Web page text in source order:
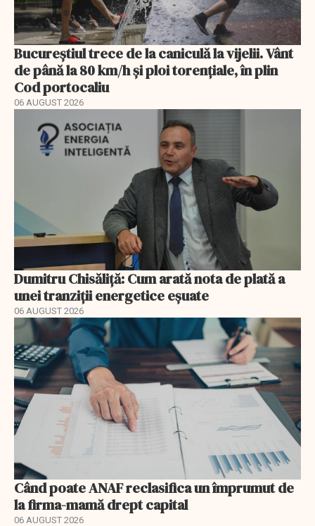
Bucureștiul trece de la caniculă la vijelii. Vânt
de până la 80 km/h și ploi torențiale, în plin
Cod portocaliu
06 AUGUST 2026
Dumitru Chisăliță: Cum arată nota de plată a
unei tranziții energetice eșuate
06 AUGUST 2026
Când poate ANAF reclasifica un împrumut de
la firma-mamă drept capital
06 AUGUST 2026